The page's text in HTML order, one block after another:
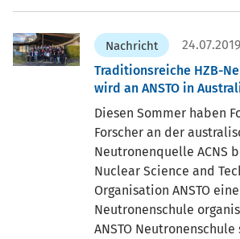
Nachricht
24.07.2019
Traditionsreiche HZB-
wird an ANSTO in
Diesen Sommer haben
Forscher an der
Neutronenquelle ACNS
Nuclear Science and
Organisation ANSTO
Neutronenschule
ANSTO